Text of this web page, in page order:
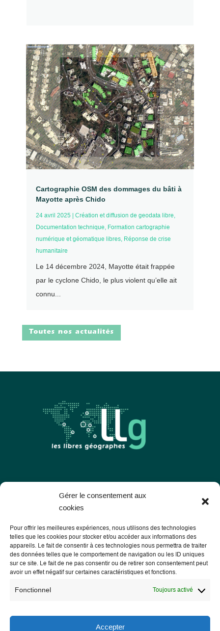
Gérer le consentement aux
cookies
Pour offrir les meilleures expériences, nous utilisons des technologies
telles que les cookies pour stocker et/ou accéder aux informations des
appareils. Le fait de consentir à ces technologies nous permettra de traiter
des données telles que le comportement de navigation ou les ID uniques
sur ce site. Le fait de ne pas consentir ou de retirer son consentement peut
avoir un effet négatif sur certaines caractéristiques et fonctions.
Fonctionnel Toujours activé
Accepter
Cartographie OSM des dommages du bâti à
Mayotte après Chido
24 avril 2025 Création et diffusion de geodata libre,
Documentation technique, Formation cartographie
numérique et géomatique libres, Réponse de crise
humanitaire
Le 14 décembre 2024, Mayotte était frappée
par le cyclone Chido, le plus violent qu’elle ait
connu...
Toutes nos actualités
Les Libres Géographes
56000 Vannes
— Nous contacter